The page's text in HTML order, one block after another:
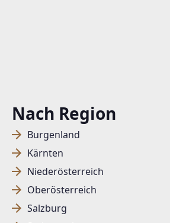
Nach Region
Burgenland
Kärnten
Niederösterreich
Oberösterreich
Salzburg